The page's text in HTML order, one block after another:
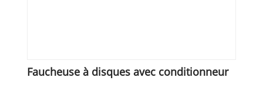
Faucheuse à disques avec conditionneur